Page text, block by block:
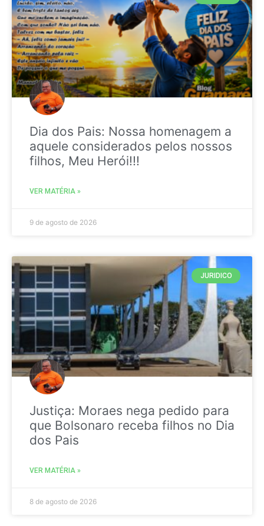
Dia dos Pais: Nossa homenagem a
aquele considerados pelos nossos
filhos, Meu Herói!!!
VER MATÉRIA »
9 de agosto de 2026
JURIDICO
Justiça: Moraes nega pedido para
que Bolsonaro receba filhos no Dia
dos Pais
VER MATÉRIA »
8 de agosto de 2026